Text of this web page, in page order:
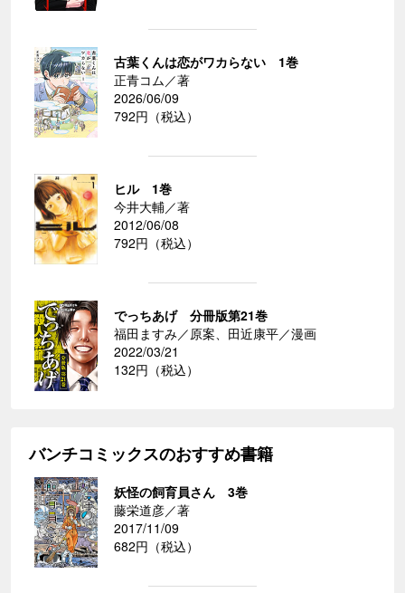
古葉くんは恋がワカらない 1巻
正青コム／著
2026/06/09
792円（税込）
ヒル 1巻
今井大輔／著
2012/06/08
792円（税込）
でっちあげ 分冊版第21巻
福田ますみ／原案、田近康平／漫画
2022/03/21
132円（税込）
バンチコミックスのおすすめ書籍
妖怪の飼育員さん 3巻
藤栄道彦／著
2017/11/09
682円（税込）